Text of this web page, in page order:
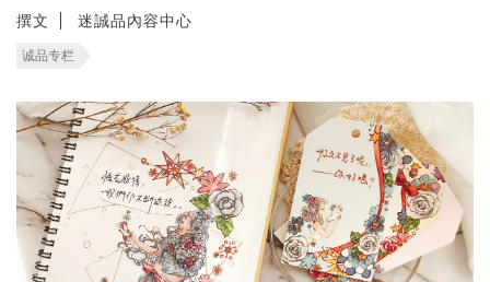
撰文 迷誠品內容中心
诚品专栏